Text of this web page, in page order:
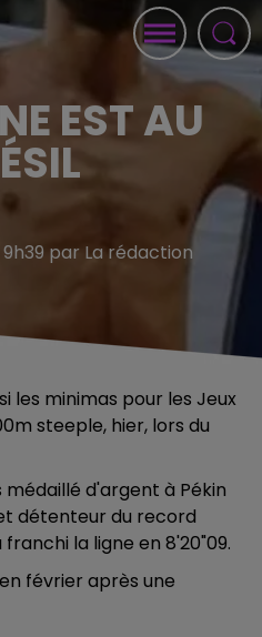
EST AU
9h39 par La rédaction
les minimas pour les Jeux
steeple, hier, lors du
médaillé d'argent à Pékin
détenteur du record
la ligne en 8'20"09.
février après une